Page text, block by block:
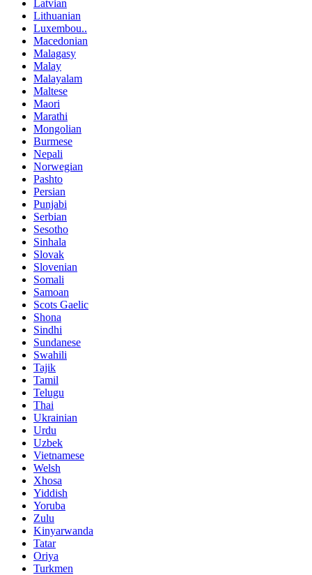
Latvian
Lithuanian
Luxembou..
Macedonian
Malagasy
Malay
Malayalam
Maltese
Maori
Marathi
Mongolian
Burmese
Nepali
Norwegian
Pashto
Persian
Punjabi
Serbian
Sesotho
Sinhala
Slovak
Slovenian
Somali
Samoan
Scots Gaelic
Shona
Sindhi
Sundanese
Swahili
Tajik
Tamil
Telugu
Thai
Ukrainian
Urdu
Uzbek
Vietnamese
Welsh
Xhosa
Yiddish
Yoruba
Zulu
Kinyarwanda
Tatar
Oriya
Turkmen